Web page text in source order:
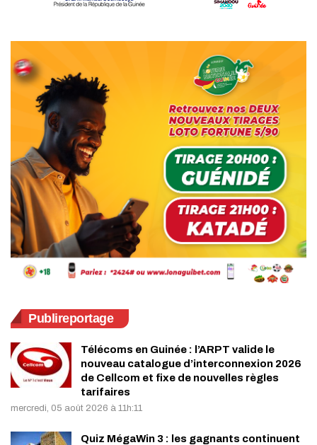
Publireportage
Télécoms en Guinée : l’ARPT valide le
nouveau catalogue d’interconnexion 2026
de Cellcom et fixe de nouvelles règles
tarifaires
mercredi, 05 août 2026 à 11h:11
Quiz MégaWin 3 : les gagnants continuent